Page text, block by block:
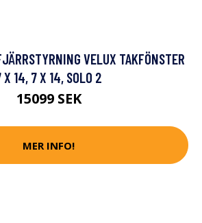
VELUX TAKFÖNSTER
X 14, 7 X 14, SOLO 2
15099 SEK
MER INFO!